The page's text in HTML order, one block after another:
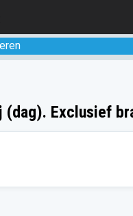
(dag). Exclusief